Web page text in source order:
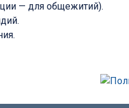
— для общежитий).